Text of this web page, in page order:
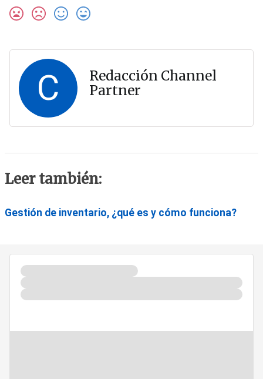
C
Redacción Channel
Partner
Leer también:
Gestión de inventario, ¿qué es y cómo funciona?